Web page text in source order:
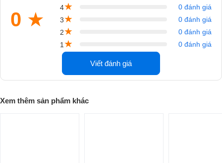
Hình thức sang trọng cuốn hút
trọng, tinh tế trong cách bố trí từng núm điều chỉnh, hệ thống đèn báo
hiệu đến các bo mạch, sò, tụ bên trong tao nên một khối sản phẩm
0 ★
4★
0 đánh giá
3★
0 đánh giá
2★
0 đánh giá
1 ★ 0 đánh giá
Viết đánh giá
Xem thêm sản phẩm khác